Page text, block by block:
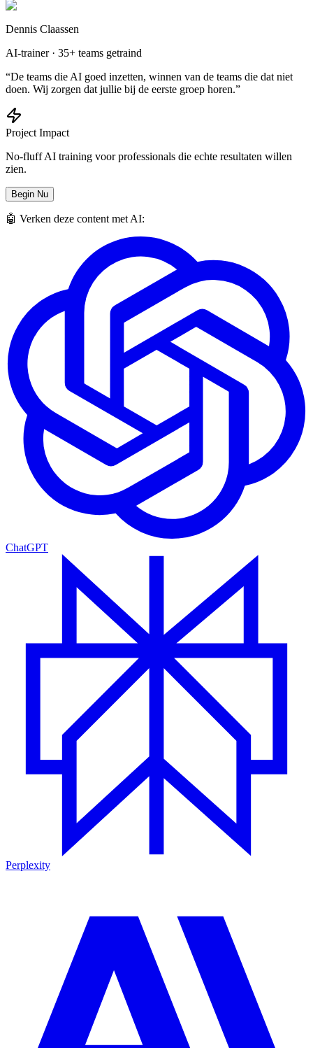
Dennis Claassen
AI-trainer · 35+ teams getraind
“De teams die AI goed inzetten, winnen van de teams die dat niet
doen. Wij zorgen dat jullie bij de eerste groep horen.”
Project Impact
No-fluff AI training voor professionals die echte resultaten willen
zien.
Begin Nu
🤖 Verken deze content met AI:
ChatGPT
Perplexity